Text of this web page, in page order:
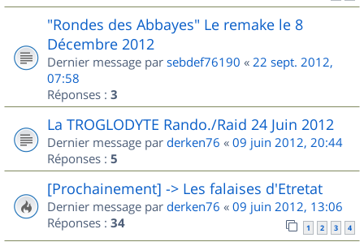
"Rondes des Abbayes" Le remake le 8
Décembre 2012
Dernier message par sebdef76190 « 22 sept. 2012,
07:58
Réponses : 3
La TROGLODYTE Rando./Raid 24 Juin 2012
Dernier message par derken76 « 09 juin 2012, 20:44
Réponses : 5
[Prochainement] -> Les falaises d'Etretat
Dernier message par derken76 « 09 juin 2012, 13:06
Réponses : 34 1 2 3 4